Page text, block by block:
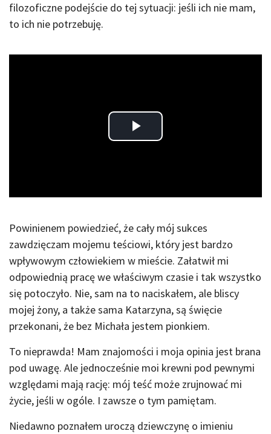
filozoficzne podejście do tej sytuacji: jeśli ich nie mam,
to ich nie potrzebuję.
Play
Powinienem powiedzieć, że cały mój sukces
zawdzięczam mojemu teściowi, który jest bardzo
wpływowym człowiekiem w mieście. Załatwił mi
odpowiednią pracę we właściwym czasie i tak wszystko
się potoczyło. Nie, sam na to naciskałem, ale bliscy
mojej żony, a także sama Katarzyna, są święcie
przekonani, że bez Michała jestem pionkiem.
To nieprawda! Mam znajomości i moja opinia jest brana
pod uwagę. Ale jednocześnie moi krewni pod pewnymi
względami mają rację: mój teść może zrujnować mi
życie, jeśli w ogóle. I zawsze o tym pamiętam.
Niedawno poznałem uroczą dziewczynę o imieniu